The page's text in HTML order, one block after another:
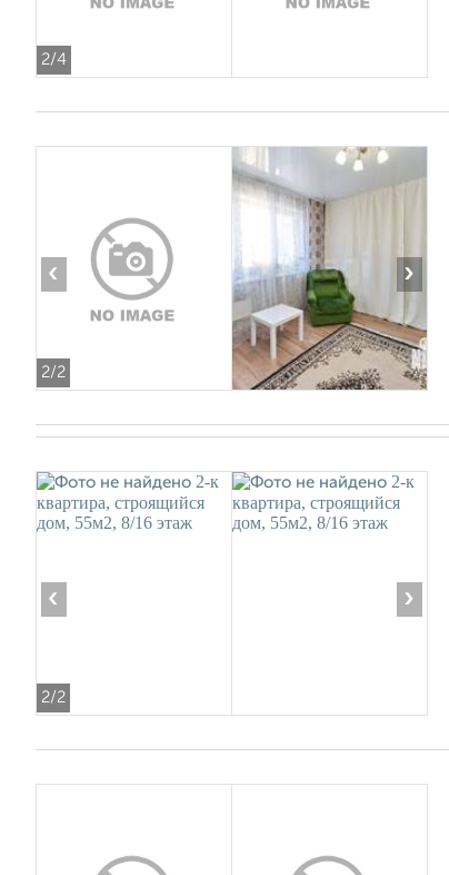
2/4
2/2
‹ ›
2/2
‹ ›